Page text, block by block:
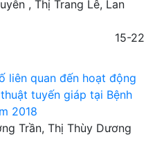
, Thị Trang Lê, Lan
15-22
liên quan đến hoạt động
tuyến giáp tại Bệnh
2018
Trần, Thị Thùy Dương